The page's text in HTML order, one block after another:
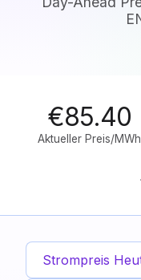
€85.40
Aktueller Preis/MWh
Strompreis